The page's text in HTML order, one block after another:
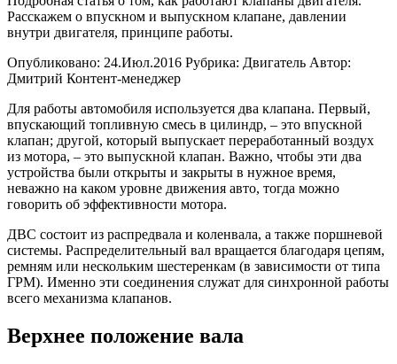
Расскажем о впускном и выпускном клапане, давлении
внутри двигателя, принципе работы.
Опубликовано: 24.Июл.2016 Рубрика: Двигатель Автор:
Дмитрий Контент-менеджер
Для работы автомобиля используется два клапана. Первый,
впускающий топливную смесь в цилиндр, – это впускной
клапан; другой, который выпускает переработанный воздух
из мотора, – это выпускной клапан. Важно, чтобы эти два
устройства были открыты и закрыты в нужное время,
неважно на каком уровне движения авто, тогда можно
говорить об эффективности мотора.
ДВС состоит из распредвала и коленвала, а также поршневой
системы. Распределительный вал вращается благодаря цепям,
ремням или нескольким шестеренкам (в зависимости от типа
ГРМ). Именно эти соединения служат для синхронной работы
всего механизма клапанов.
Верхнее положение вала